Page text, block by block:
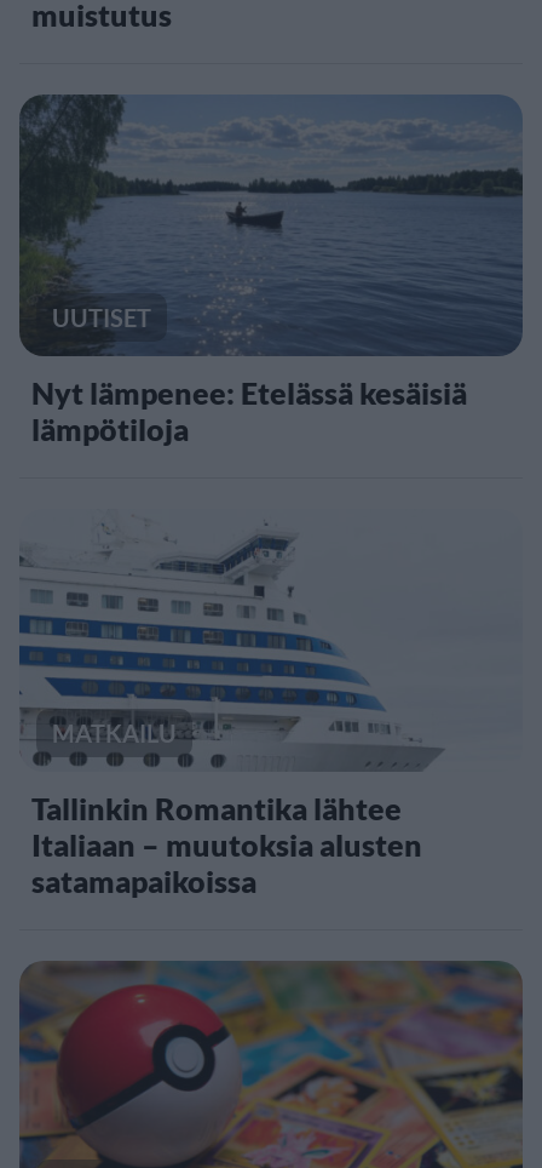
muistutus
UUTISET
Nyt lämpenee: Etelässä kesäisiä
lämpötiloja
MATKAILU
Tallinkin Romantika lähtee
Italiaan – muutoksia alusten
satamapaikoissa